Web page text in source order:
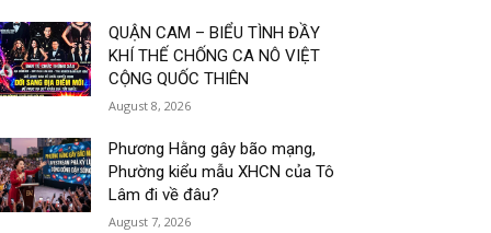
QUẬN CAM – BIỂU TÌNH ĐẦY
KHÍ THẾ CHỐNG CA NÔ VIỆT
CỘNG QUỐC THIÊN
August 8, 2026
Phương Hằng gây bão mạng,
Phường kiểu mẫu XHCN của Tô
Lâm đi về đâu?
August 7, 2026